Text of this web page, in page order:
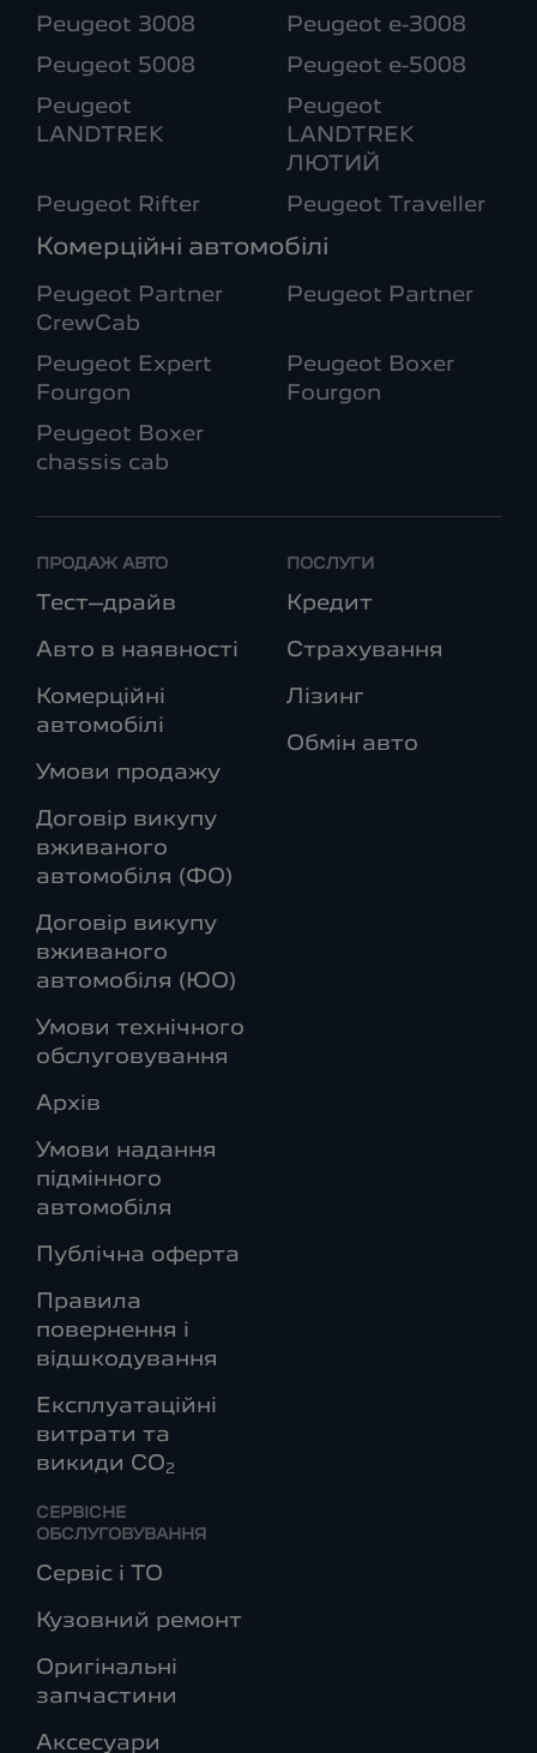
Peugeot 3008 Peugeot e-3008
Peugeot 5008 Peugeot e-5008
Peugeot
LANDTREK
Peugeot
LANDTREK
ЛЮТИЙ
Peugeot Rifter Peugeot Traveller
Комерційні автомобілі
Peugeot Partner
CrewCab
Peugeot Partner
Peugeot Expert
Fourgon
Peugeot Boxer
Fourgon
Peugeot Boxer
chassis cab
ПРОДАЖ АВТО
Тест–драйв
Авто в наявності
Комерційні
автомобілі
Умови продажу
Договір викупу
вживаного
автомобіля (ФО)
Договір викупу
вживаного
автомобіля (ЮО)
Умови технічного
обслуговування
Архів
Умови надання
підмінного
автомобіля
Публічна оферта
Правила
повернення і
відшкодування
Експлуатаційні
витрати та
викиди СО2
ПОСЛУГИ
Кредит
Страхування
Лізинг
Обмін авто
СЕРВІСНЕ
ОБСЛУГОВУВАННЯ
Сервіс і ТО
Кузовний ремонт
Оригінальні
запчастини
Аксесуари